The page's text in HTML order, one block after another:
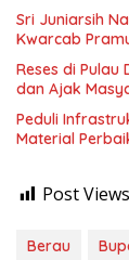
Sri Juniarsih
Kwarcab
Reses di Pulau
dan Ajak
Peduli
Material
Post
Berau